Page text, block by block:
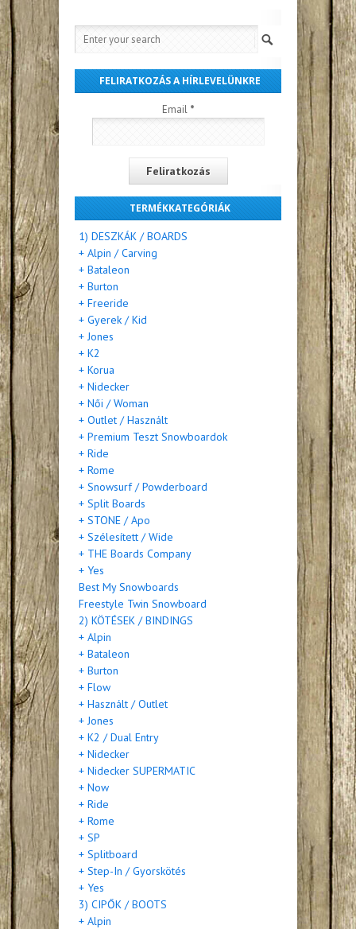
FELIRATKOZÁS A HÍRLEVELÜNKRE
Email *
TERMÉKKATEGÓRIÁK
1) DESZKÁK / BOARDS
+ Alpin / Carving
+ Bataleon
+ Burton
+ Freeride
+ Gyerek / Kid
+ Jones
+ K2
+ Korua
+ Nidecker
+ Női / Woman
+ Outlet / Használt
+ Premium Teszt Snowboardok
+ Ride
+ Rome
+ Snowsurf / Powderboard
+ Split Boards
+ STONE / Apo
+ Szélesített / Wide
+ THE Boards Company
+ Yes
Best My Snowboards
Freestyle Twin Snowboard
2) KÖTÉSEK / BINDINGS
+ Alpin
+ Bataleon
+ Burton
+ Flow
+ Használt / Outlet
+ Jones
+ K2 / Dual Entry
+ Nidecker
+ Nidecker SUPERMATIC
+ Now
+ Ride
+ Rome
+ SP
+ Splitboard
+ Step-In / Gyorskötés
+ Yes
3) CIPŐK / BOOTS
+ Alpin